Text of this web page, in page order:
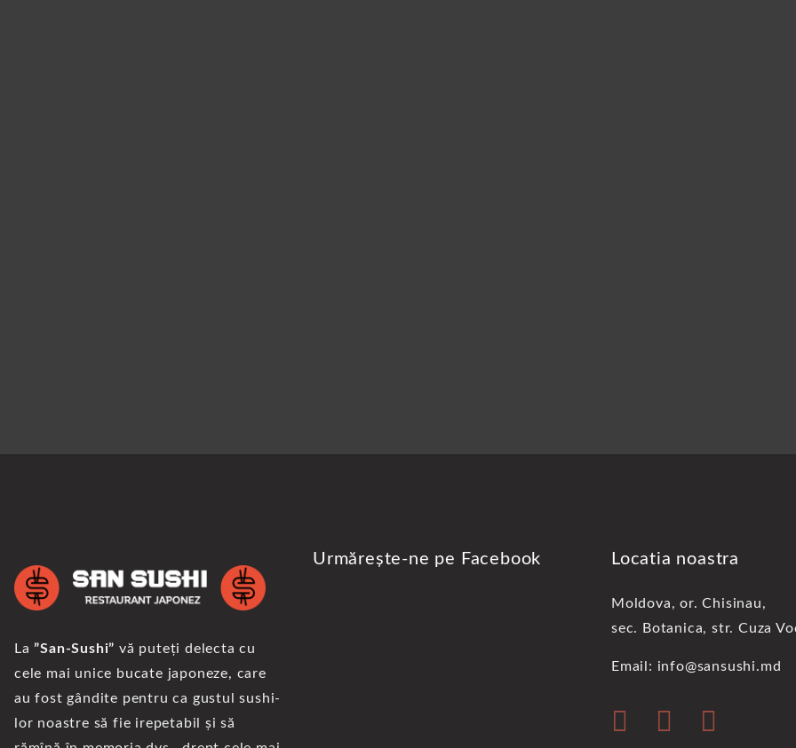
La”San-Sushi” vă puteți delecta cu
cele mai unice bucate japoneze, care
au fost gândite pentru ca gustul sushi-
lor noastre să fie irepetabil și să
Urmărește-ne pe Facebook Locatia noastra
Moldova, or. Chisinau,
sec. Botanica, str. Cuza
Email: info@sansushi.md